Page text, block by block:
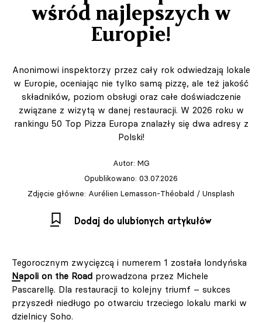
wśród najlepszych w
Europie!
Anonimowi inspektorzy przez cały rok odwiedzają lokale
w Europie, oceniając nie tylko samą pizzę, ale też jakość
składników, poziom obsługi oraz całe doświadczenie
związane z wizytą w danej restauracji. W 2026 roku w
rankingu 50 Top Pizza Europa znalazły się dwa adresy z
Polski!
Autor: MG
Opublikowano: 03.07.2026
Zdjęcie główne: Aurélien Lemasson-Théobald / Unsplash
Dodaj do ulubionych artykułów
Tegorocznym zwycięzcą i numerem 1 została londyńska
Napoli on the Road prowadzona przez Michele
Pascarellę. Dla restauracji to kolejny triumf – sukces
przyszedł niedługo po otwarciu trzeciego lokalu marki w
dzielnicy Soho.